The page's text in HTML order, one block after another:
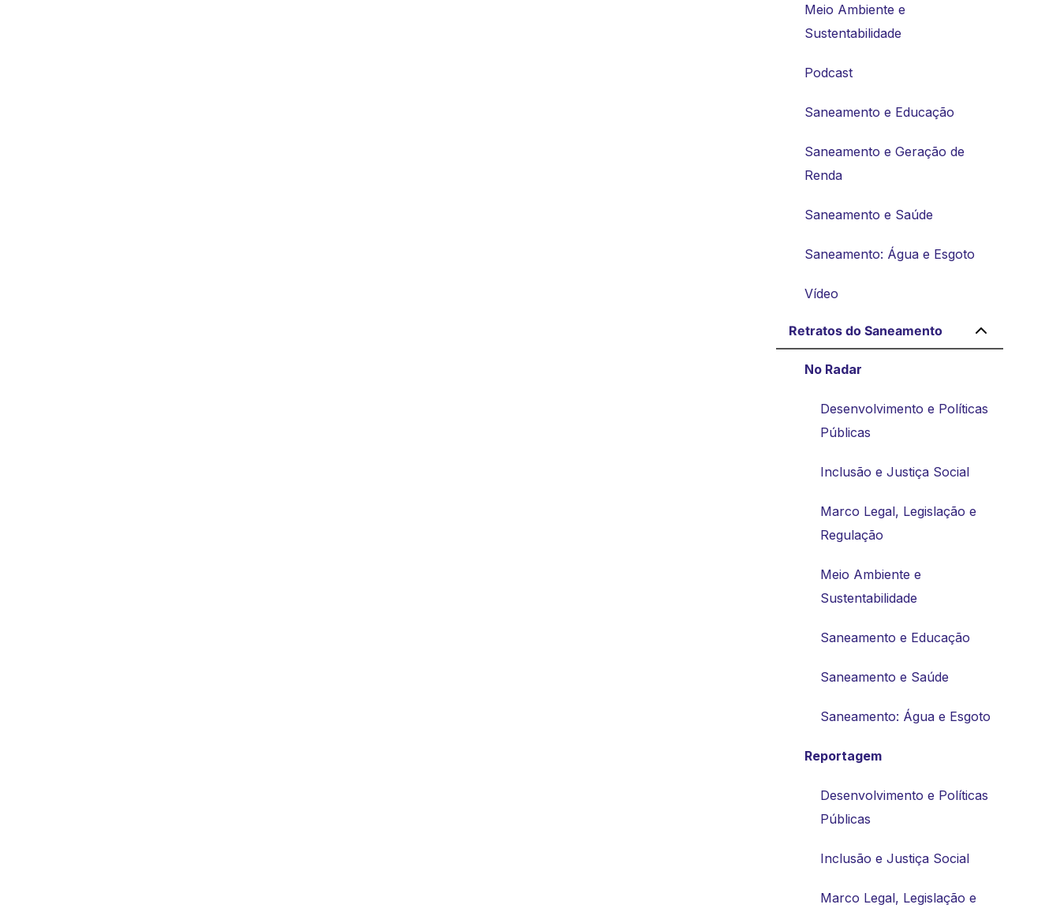
Meio Ambiente e
Sustentabilidade
Podcast
Saneamento e Educação
Saneamento e Geração de
Renda
Saneamento e Saúde
Saneamento: Água e Esgoto
Vídeo
Retratos do Saneamento
No Radar
Desenvolvimento e Políticas
Públicas
Inclusão e Justiça Social
Marco Legal, Legislação e
Regulação
Meio Ambiente e
Sustentabilidade
Saneamento e Educação
Saneamento e Saúde
Saneamento: Água e Esgoto
Reportagem
Desenvolvimento e Políticas
Públicas
Inclusão e Justiça Social
Marco Legal, Legislação e